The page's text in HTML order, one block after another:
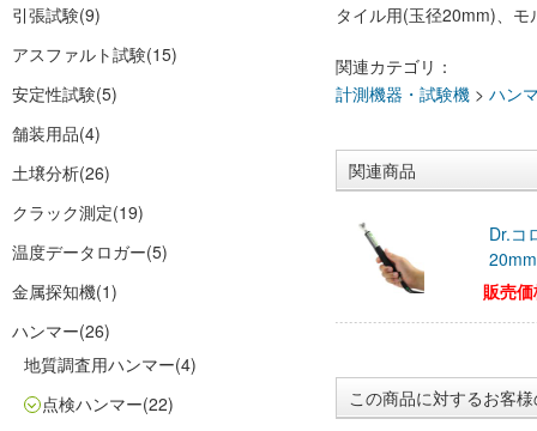
引張試験(9)
アスファルト試験(15)
安定性試験(5)
舗装用品(4)
土壌分析(26)
クラック測定(19)
温度データロガー(5)
金属探知機(1)
ハンマー(26)
地質調査用ハンマー(4)
点検ハンマー(22)
タイル用(玉径20mm)、
関連カテゴリ：
計測機器・試験機 > ハン
関連商品
Dr.コ
販売
この商品に対するお客